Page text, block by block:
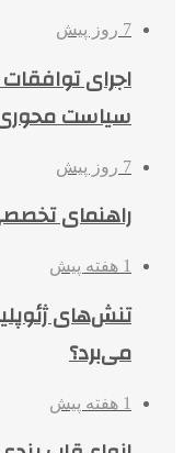
7 روز پیش
اجرای توافقات
سیاست
7 روز پیش
راهنمای
1 هفته پیش
تنش‌های
می‌برد؟
1 هفته پیش